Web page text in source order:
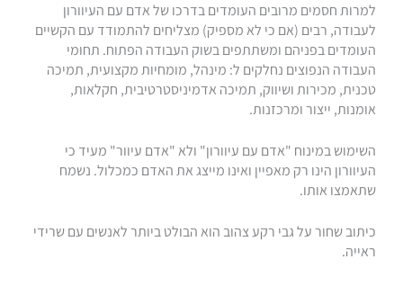
למרות חסמים מרובים העומדים בדרכו של אדם עם העיוורון
לעבודה, רבים (אם כי לא מספיק) מצליחים להתמודד עם הקשיים
העומדים בפניהם ומשתתפים בשוק העבודה הפתוח. תחומי
העבודה הנפוצים נחלקים ל: מינהל, מומחיות מקצועית, תמיכה
טכנית, מכירות ושיווק, תמיכה אדמיניסטרטיבית, חקלאות,
אומנות, ייצור ומרכזנות.
השימוש במינוח "אדם עם עיוורון" ולא "אדם עיוור" מעיד כי
העיוורון הינו רק מאפיין ואינו מייצג את האדם כמכלול. נשמח
שתאמצו אותו.
כיתוב שחור על גבי רקע צהוב הוא הבולט ביותר לאנשים עם שרידי
ראייה.